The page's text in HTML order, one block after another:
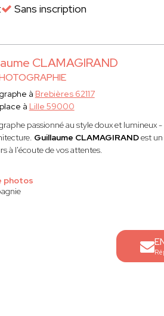
Sans inscription
CLAMAGIRAND
à Brebières 62117
à Lille 59000
passionné au style doux et lumineux
Guillaume CLAMAGIRANDest
à l'écoute de vos attentes.
photos